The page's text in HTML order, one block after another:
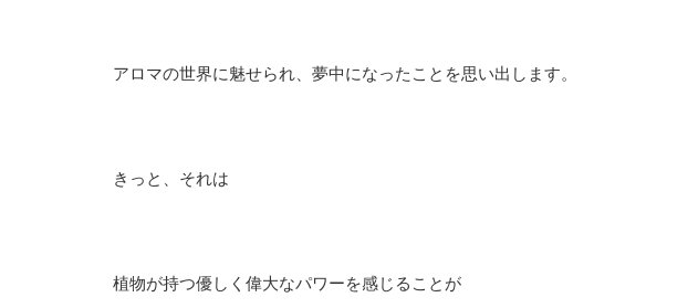
アロマの世界に魅せられ、夢中になったことを思い出します。
きっと、それは
植物が持つ優しく偉大なパワーを感じることが